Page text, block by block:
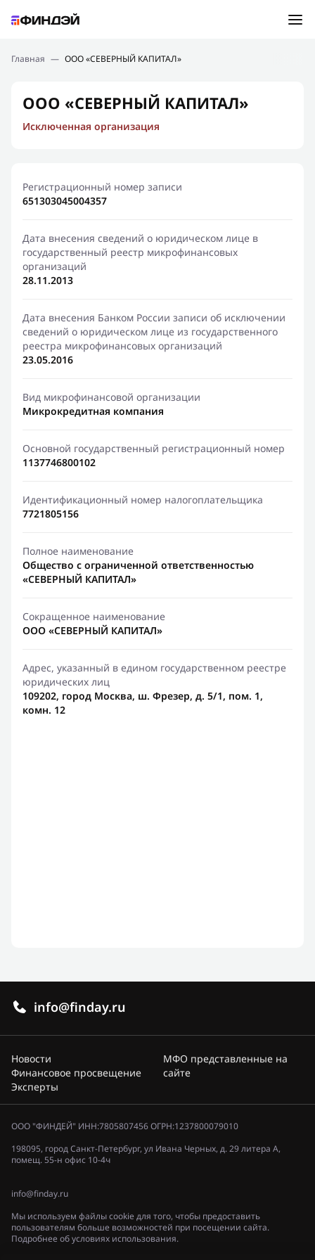
Подбор займа
Новости
Финансовое просвещение
Главная — ООО «СЕВЕРНЫЙ КАПИТАЛ»
ООО «СЕВЕРНЫЙ КАПИТАЛ»
Исключенная организация
Регистрационный номер записи
651303045004357
Дата внесения сведений о юридическом лице в
государственный реестр микрофинансовых
организаций
28.11.2013
Дата внесения Банком России записи об исключении
сведений о юридическом лице из государственного
реестра микрофинансовых организаций
23.05.2016
Вид микрофинансовой организации
Микрокредитная компания
Основной государственный регистрационный номер
1137746800102
Идентификационный номер налогоплательщика
7721805156
Полное наименование
Общество с ограниченной ответственностью
«СЕВЕРНЫЙ КАПИТАЛ»
Сокращенное наименование
ООО «СЕВЕРНЫЙ КАПИТАЛ»
Адрес, указанный в едином государственном реестре
юридических лиц
109202, город Москва, ш. Фрезер, д. 5/1, пом. 1,
комн. 12
info@finday.ru
Новости
Финансовое просвещение
Эксперты
МФО представленные на
сайте
ООО "ФИНДЕЙ" ИНН:7805807456 ОГРН:1237800079010
198095, город Санкт-Петербург, ул Ивана Черных, д. 29 литера А,
помещ. 55-н офис 10-4ч
info@finday.ru
Мы используем файлы cookie для того, чтобы предоставить
пользователям больше возможностей при посещении сайта.
Подробнее об условиях использования.
Ошибка:Контактная форма не найдена.
Спасибо, что написали нам
Мы свяжемся с Вами в ближайшее время и сообщим
результат
Отправить новый запрос